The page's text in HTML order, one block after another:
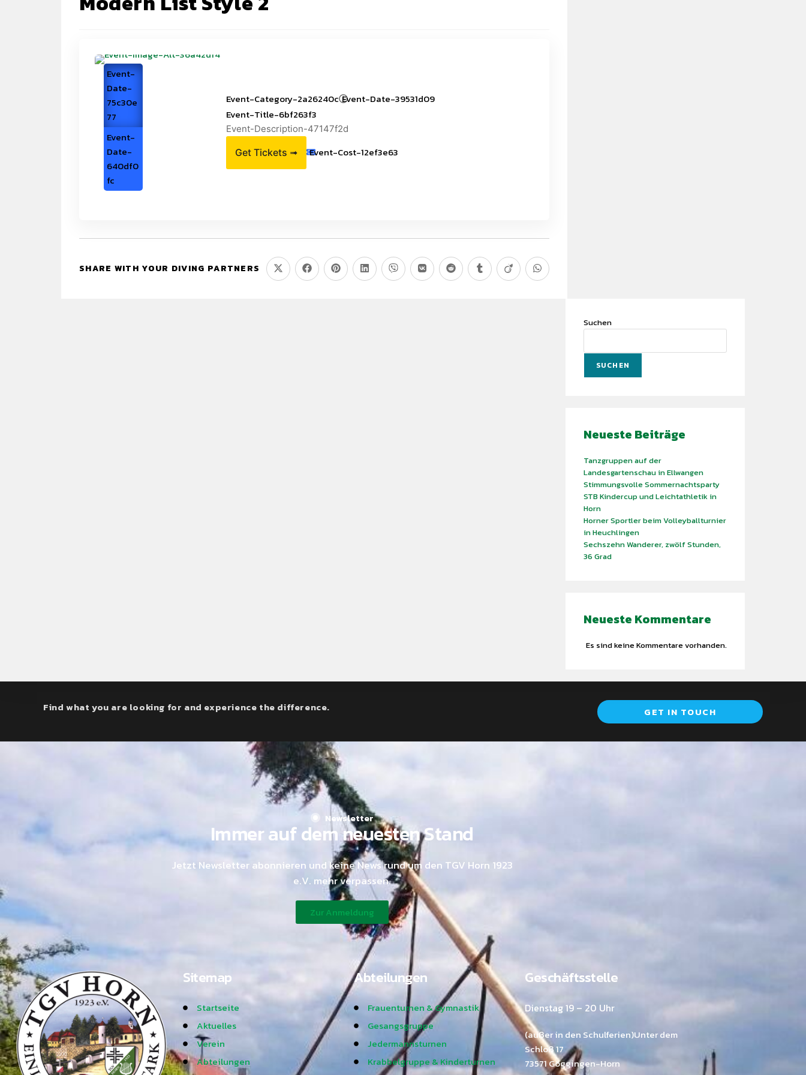
Event-
Date-
75c30e
77
Event-
Date-
640df0
fc
Event-Category-2a26240c Event-Date-39531d09
Event-Title-6bf263f3
Event-Description-47147f2d
Get Tickets ➟ Event-Cost-12ef3e63
SHARE WITH YOUR DIVING PARTNERS
Suchen
SUCHEN
Neueste Beiträge
Tanzgruppen auf der
Landesgartenschau in Ellwangen
Stimmungsvolle Sommernachtsparty
STB Kindercup und Leichtathletik in
Horn
Horner Sportler beim Volleyballturnier
in Heuchlingen
Sechszehn Wanderer, zwölf Stunden,
36 Grad
Neueste Kommentare
Es sind keine Kommentare vorhanden.
Find what you are looking for and experience the difference. GET IN TOUCH
Newsletter
Immer auf dem neuesten Stand
Jetzt Newsletter abonnieren und keine News rund um den TGV Horn 1923
e.V. mehr verpassen.
Zur Anmeldung
Sitemap
Startseite
Aktuelles
Verein
Abteilungen
Abteilungen
Frauenturnen & Gymnastik
Gesangsgruppe
Jedermannsturnen
Krabbelgruppe & Kinderturnen
Geschäftsstelle
Dienstag 19 – 20 Uhr
(außer in den Schulferien)Unter dem
Schloß 17
73571 Göggingen-Horn